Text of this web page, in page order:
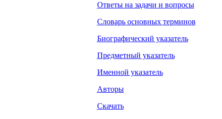
Ответы на задачи и вопросы
Словарь основных терминов
Биографический указатель
Предметный указатель
Именной указатель
Авторы
Скачать